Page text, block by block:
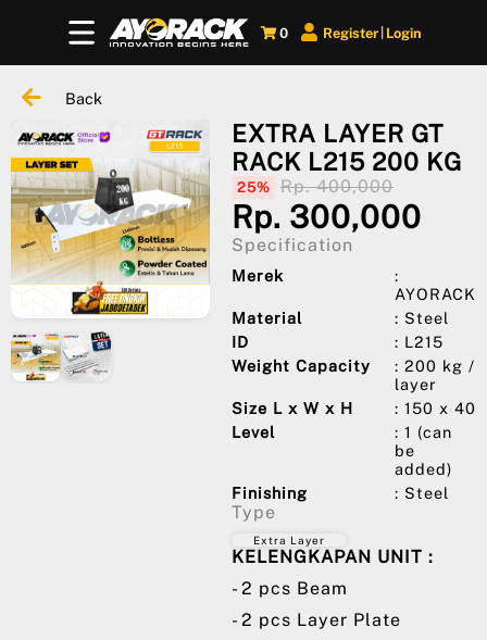
0 Register Login
Back
EXTRA LAYER GT
RACK L215 200 KG
25% Rp. 400,000
Rp. 300,000
Specification
Merek
:
AYORACK
Material
: Steel
ID
: L215
Weight Capacity
: 200 kg /
layer
Size L x W x H
: 150 x 40
Level
: 1 (can
be
added)
Finishing
: Steel
Type
Extra Layer
KELENGKAPAN UNIT :
- 2 pcs Beam
- 2 pcs Layer Plate